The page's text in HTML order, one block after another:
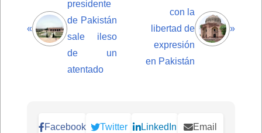
«
presidente
de Pakistán
sale ileso
de un
atentado
con la
libertad de
expresión
en Pakistán
»
Facebook Twitter LinkedIn Email